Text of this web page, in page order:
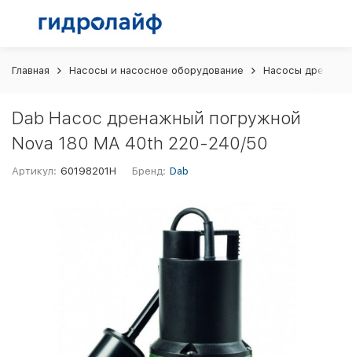
Главная Насосы и насосное оборудование Насосы
Dab Насос дренажный погружной
Nova 180 MA 40th 220-240/50
Артикул: 60198201H Бренд: Dab